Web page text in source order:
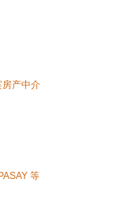
产中介
等